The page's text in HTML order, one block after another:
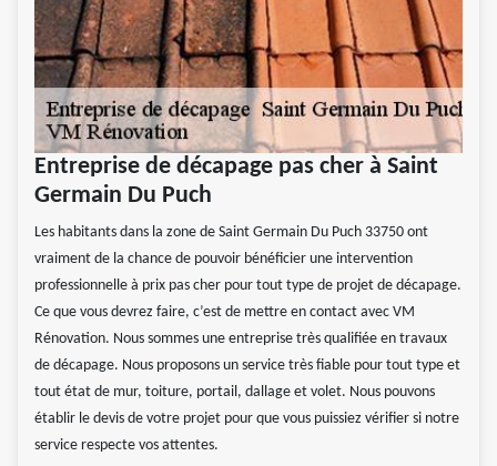
Entreprise de décapage pas cher à Saint
Germain Du Puch
Les habitants dans la zone de Saint Germain Du Puch 33750 ont
vraiment de la chance de pouvoir bénéficier une intervention
professionnelle à prix pas cher pour tout type de projet de décapage.
Ce que vous devrez faire, c’est de mettre en contact avec VM
Rénovation. Nous sommes une entreprise très qualifiée en travaux
de décapage. Nous proposons un service très fiable pour tout type et
tout état de mur, toiture, portail, dallage et volet. Nous pouvons
établir le devis de votre projet pour que vous puissiez vérifier si notre
service respecte vos attentes.